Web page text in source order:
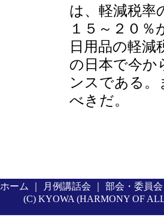
は、軽減税率
１５～２０
日用品の軽
の日本で今か
ンスである。
べきだ。
ホーム 月例講話会 部会・委員会
(C) KYOWA (HARMONY OF